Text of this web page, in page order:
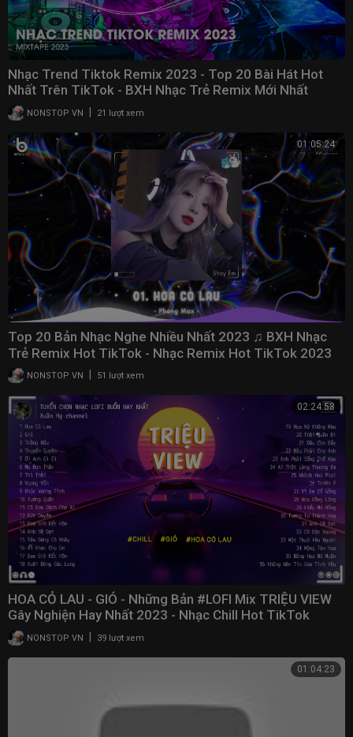
Nhạc Trend Tiktok Remix 2023 - Top 20 Bài Hát Hot
Nhất Trên TikTok - BXH Nhạc Trẻ Remix Mới Nhất
NONSTOP VN 21 lượt xem
01:05:24
Top 20 Bản Nhạc Nghe Nhiều Nhất 2023 ♫ BXH Nhạc
Trẻ Remix Hot TikTok - Nhạc Remix Hot TikTok 2023
NONSTOP VN 51 lượt xem
02:24:58
HOA CỎ LAU - GIÓ - Những Bản #LOFI Mix TRIỆU VIEW
Gây Nghiện Hay Nhất 2023 - Nhạc Chill Hot TikTok
NONSTOP VN 39 lượt xem
01:04:23